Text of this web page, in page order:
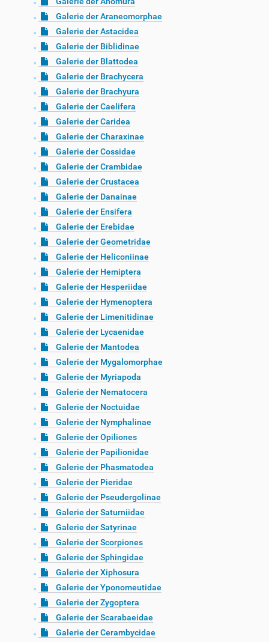
Galerie der Araneomorphae
Galerie der Astacidea
Galerie der Biblidinae
Galerie der Blattodea
Galerie der Brachycera
Galerie der Brachyura
Galerie der Caelifera
Galerie der Caridea
Galerie der Charaxinae
Galerie der Cossidae
Galerie der Crambidae
Galerie der Crustacea
Galerie der Danainae
Galerie der Ensifera
Galerie der Erebidae
Galerie der Geometridae
Galerie der Heliconiinae
Galerie der Hemiptera
Galerie der Hesperiidae
Galerie der Hymenoptera
Galerie der Limenitidinae
Galerie der Lycaenidae
Galerie der Mantodea
Galerie der Mygalomorphae
Galerie der Myriapoda
Galerie der Nematocera
Galerie der Noctuidae
Galerie der Nymphalinae
Galerie der Opiliones
Galerie der Papilionidae
Galerie der Phasmatodea
Galerie der Pieridae
Galerie der Pseudergolinae
Galerie der Saturniidae
Galerie der Satyrinae
Galerie der Scorpiones
Galerie der Sphingidae
Galerie der Xiphosura
Galerie der Yponomeutidae
Galerie der Zygoptera
Galerie der Scarabaeidae
Galerie der Cerambycidae